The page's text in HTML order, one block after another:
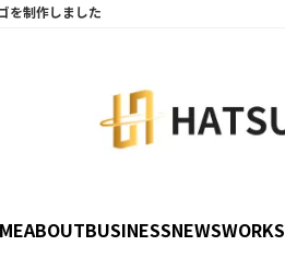
を制作しました
ABOUTBUSINESSNEWSWORKS